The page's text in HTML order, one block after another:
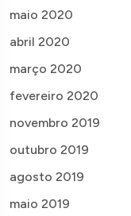
maio 2020
abril 2020
março 2020
fevereiro 2020
novembro 2019
outubro 2019
agosto 2019
maio 2019